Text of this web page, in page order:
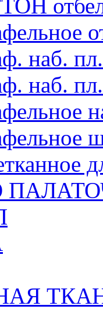
наб.
наб.